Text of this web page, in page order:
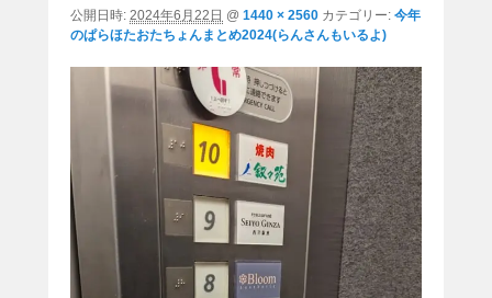
ビ
ン
公開日時: 2024年6月22日 @ 1440 × 2560 カテゴリー: 今年
のぱらほたおたちょんまとめ2024(らんさんもいるよ)